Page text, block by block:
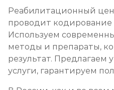
от 12 000 ₽
Кодирование Селинкро
от 8 000 ₽
Реабилитационный
проводит кодирование
Используем
методы и препараты,
результат.
услуги, гарантируем